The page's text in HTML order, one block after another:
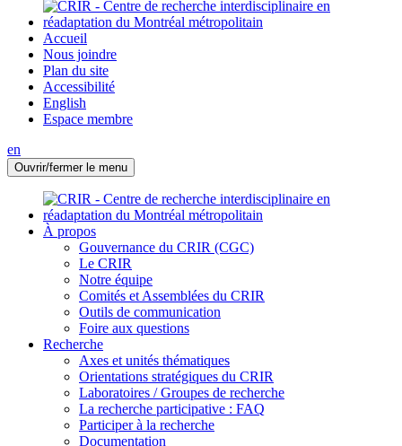
Accueil
Nous joindre
Plan du site
Accessibilité
English
Espace membre
en
Ouvrir/fermer le menu
À propos
Gouvernance du CRIR (CGC)
Le CRIR
Notre équipe
Comités et Assemblées du CRIR
Outils de communication
Foire aux questions
Recherche
Axes et unités thématiques
Orientations stratégiques du CRIR
Laboratoires / Groupes de recherche
La recherche participative : FAQ
Participer à la recherche
Documentation